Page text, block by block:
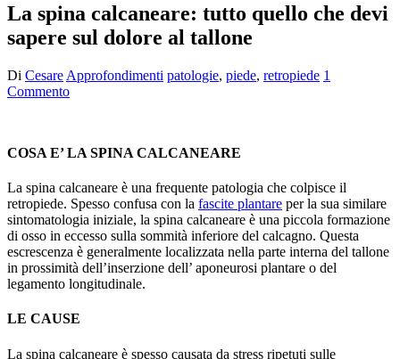
La spina calcaneare: tutto quello che devi
sapere sul dolore al tallone
Di Cesare Approfondimenti patologie, piede, retropiede 1
Commento
COSA E’ LA SPINA CALCANEARE
La spina calcaneare è una frequente patologia che colpisce il
retropiede. Spesso confusa con la fascite plantare per la sua similare
sintomatologia iniziale, la spina calcaneare è una piccola formazione
di osso in eccesso sulla sommità inferiore del calcagno. Questa
escrescenza è generalmente localizzata nella parte interna del tallone
in prossimità dell’inserzione dell’ aponeurosi plantare o del
legamento longitudinale.
LE CAUSE
La spina calcaneare è spesso causata da stress ripetuti sulle